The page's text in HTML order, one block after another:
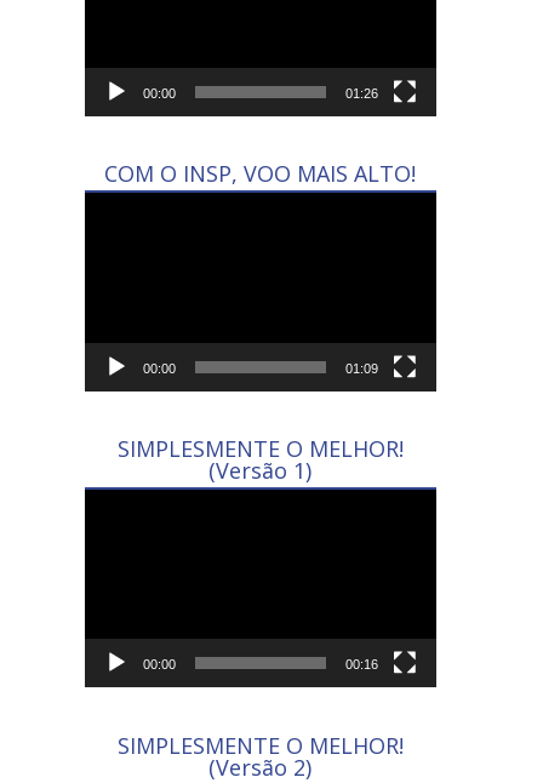
00:00 01:26
COM O INSP, VOO MAIS ALTO!
00:00 01:09
SIMPLESMENTE O MELHOR!
(Versão 1)
00:00 00:16
SIMPLESMENTE O MELHOR!
(Versão 2)